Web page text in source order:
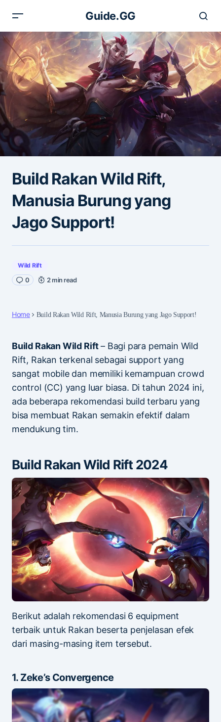
Guide.GG
Build Rakan Wild Rift,
Manusia Burung yang
Jago Support!
Wild Rift
0 2 min read
Home Build Rakan Wild Rift, Manusia Burung yang Jago Support!
Build Rakan Wild Rift– Bagi para pemain Wild
Rift, Rakan terkenal sebagai support yang
sangat mobile dan memiliki kemampuan crowd
control (CC) yang luar biasa. Di tahun 2024 ini,
ada beberapa rekomendasi build terbaru yang
bisa membuat Rakan semakin efektif dalam
mendukung tim.
Build Rakan Wild Rift 2024
Berikut adalah rekomendasi 6 equipment
terbaik untuk Rakan beserta penjelasan efek
dari masing-masing item tersebut.
1. Zeke’s Convergence